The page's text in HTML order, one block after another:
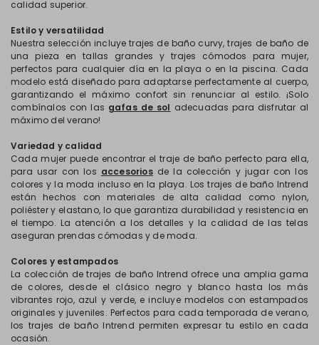
calidad superior.
Estilo y versatilidad
Nuestra selección incluye trajes de baño curvy, trajes de baño de
una pieza en tallas grandes y trajes cómodos para mujer,
perfectos para cualquier día en la playa o en la piscina. Cada
modelo está diseñado para adaptarse perfectamente al cuerpo,
garantizando el máximo confort sin renunciar al estilo. ¡Solo
combínalos con las gafas de sol adecuadas para disfrutar al
máximo del verano!
Variedad y calidad
Cada mujer puede encontrar el traje de baño perfecto para ella,
para usar con los accesoriosde la colección y jugar con los
colores y la moda incluso en la playa. Los trajes de baño Intrend
están hechos con materiales de alta calidad como nylon,
poliéster y elastano, lo que garantiza durabilidad y resistencia en
el tiempo. La atención a los detalles y la calidad de las telas
aseguran prendas cómodas y de moda.
Colores y estampados
La colección de trajes de baño Intrend ofrece una amplia gama
de colores, desde el clásico negro y blanco hasta los más
vibrantes rojo, azul y verde, e incluye modelos con estampados
originales y juveniles. Perfectos para cada temporada de verano,
los trajes de baño Intrend permiten expresar tu estilo en cada
ocasión.